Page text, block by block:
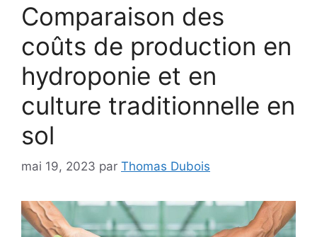
Comparaison des
coûts de production en
hydroponie et en
culture traditionnelle en
sol
mai 19, 2023 par Thomas Dubois